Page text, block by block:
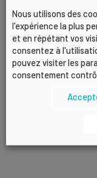
En savoir plus :
des
Pour mémoire,
une stricte
Nous utilisons des
l'expérience la plus
et en répétant vos
consentez à
pouvez visiter les
consentement